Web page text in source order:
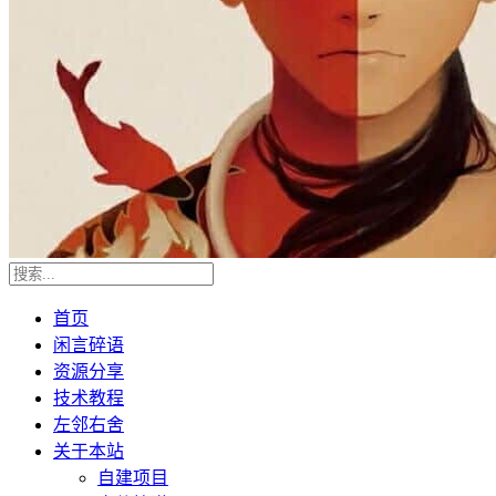
首页
闲言碎语
资源分享
技术教程
左邻右舍
关于本站
自建项目